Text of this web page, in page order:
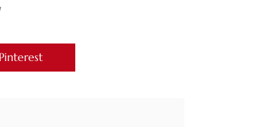
Pinterest